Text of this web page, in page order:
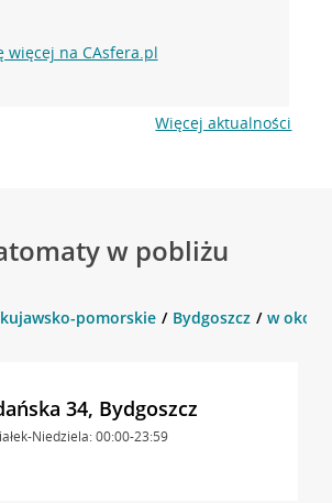
więcej na CAsfera.pl
Więcej aktualności
w pobliżu
pomorskie Bydgoszcz w
34, Bydgoszcz
Niedziela: 00:00-23:59